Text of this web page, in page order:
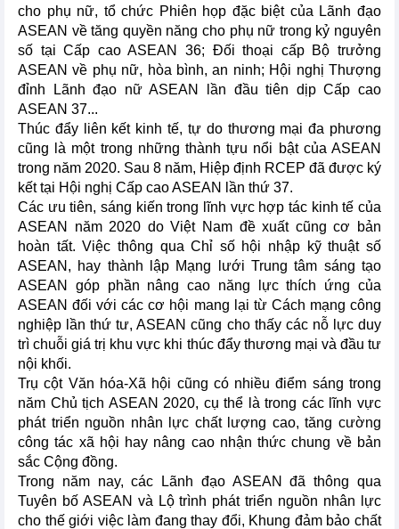
cho phụ nữ, tổ chức Phiên họp đặc biệt của Lãnh đạo
ASEAN về tăng quyền năng cho phụ nữ trong kỷ nguyên
số tại Cấp cao ASEAN 36; Đối thoại cấp Bộ trưởng
ASEAN về phụ nữ, hòa bình, an ninh; Hội nghị Thượng
đỉnh Lãnh đạo nữ ASEAN lần đầu tiên dịp Cấp cao
ASEAN 37...
Thúc đẩy liên kết kinh tế, tự do thương mại đa phương
cũng là một trong những thành tựu nổi bật của ASEAN
trong năm 2020. Sau 8 năm, Hiệp định RCEP đã được ký
kết tại Hội nghị Cấp cao ASEAN lần thứ 37.
Các ưu tiên, sáng kiến trong lĩnh vực hợp tác kinh tế của
ASEAN năm 2020 do Việt Nam đề xuất cũng cơ bản
hoàn tất. Việc thông qua Chỉ số hội nhập kỹ thuật số
ASEAN, hay thành lập Mạng lưới Trung tâm sáng tạo
ASEAN góp phần nâng cao năng lực thích ứng của
ASEAN đối với các cơ hội mang lại từ Cách mạng công
nghiệp lần thứ tư, ASEAN cũng cho thấy các nỗ lực duy
trì chuỗi giá trị khu vực khi thúc đẩy thương mại và đầu tư
nội khối.
Trụ cột Văn hóa-Xã hội cũng có nhiều điểm sáng trong
năm Chủ tịch ASEAN 2020, cụ thể là trong các lĩnh vực
phát triển nguồn nhân lực chất lượng cao, tăng cường
công tác xã hội hay nâng cao nhận thức chung về bản
sắc Cộng đồng.
Trong năm nay, các Lãnh đạo ASEAN đã thông qua
Tuyên bố ASEAN và Lộ trình phát triển nguồn nhân lực
cho thế giới việc làm đang thay đổi, Khung đảm bảo chất